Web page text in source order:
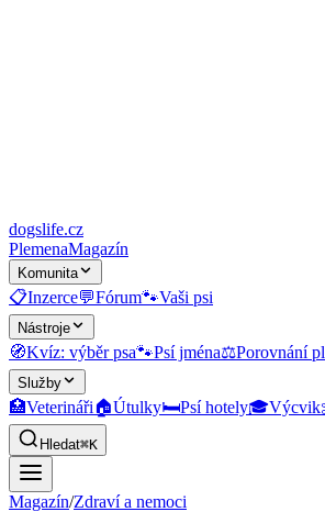
dogslife.cz
PlemenaMagazín
Komunita
📋Inzerce💬Fórum🐾Vaši psi
Nástroje
🧭Kvíz: výběr psa🐾Psí jména⚖️Porovnání
Služby
🏥Veterináři🏠Útulky🛏️Psí hotely🎓Výcvik
Hledat⌘K
Magazín/Zdraví a nemoci